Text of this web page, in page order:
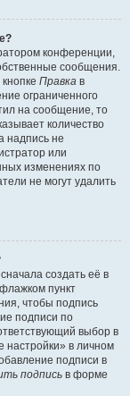
конференции,
сообщения.
Правка в
ограниченного
на сообщение, то
количество
надпись не
или
изменениях по
не могут удалить
создать её в
пункт
чтобы подпись
подписи по
выбор в
настройки» в личном
подписи в
подпись в форме